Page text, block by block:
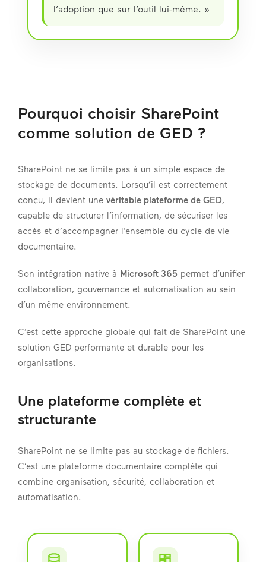
l’adoption que sur l’outil lui-même. »
Pourquoi choisir SharePoint
comme solution de GED ?
SharePoint ne se limite pas à un simple espace de
stockage de documents. Lorsqu’il est correctement
conçu, il devient une véritable plateforme de GED,
capable de structurer l’information, de sécuriser les
accès et d’accompagner l’ensemble du cycle de vie
documentaire.
Son intégration native à Microsoft 365 permet d’unifier
collaboration, gouvernance et automatisation au sein
d’un même environnement.
C’est cette approche globale qui fait de SharePoint une
solution GED performante et durable pour les
organisations.
Une plateforme complète et
structurante
SharePoint ne se limite pas au stockage de fichiers.
C’est une plateforme documentaire complète qui
combine organisation, sécurité, collaboration et
automatisation.